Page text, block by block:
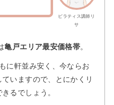
ピラティス講師リ
サ
亀戸エリア最安価格帯。
に軒並み安く、今ならお
いますので、とにかくリ
るでしょう。